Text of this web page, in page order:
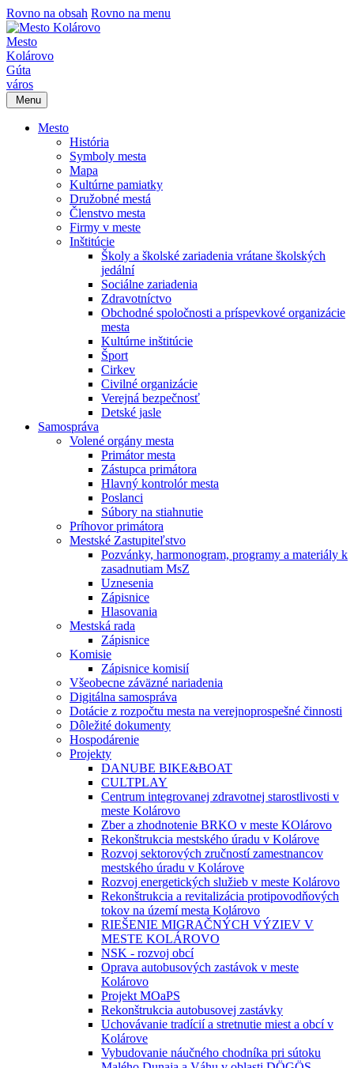
Rovno na obsah Rovno na menu
Mesto
Kolárovo
Gúta
város
Menu
Mesto
História
Symboly mesta
Mapa
Kultúrne pamiatky
Družobné mestá
Členstvo mesta
Firmy v meste
Inštitúcie
Školy a školské zariadenia vrátane školských
jedální
Sociálne zariadenia
Zdravotníctvo
Obchodné spoločnosti a príspevkové organizácie
mesta
Kultúrne inštitúcie
Šport
Cirkev
Civilné organizácie
Verejná bezpečnosť
Detské jasle
Samospráva
Volené orgány mesta
Primátor mesta
Zástupca primátora
Hlavný kontrolór mesta
Poslanci
Súbory na stiahnutie
Príhovor primátora
Mestské Zastupiteľstvo
Pozvánky, harmonogram, programy a materiály k
zasadnutiam MsZ
Uznesenia
Zápisnice
Hlasovania
Mestská rada
Zápisnice
Komisie
Zápisnice komisií
Všeobecne záväzné nariadenia
Digitálna samospráva
Dotácie z rozpočtu mesta na verejnoprospešné činnosti
Dôležité dokumenty
Hospodárenie
Projekty
DANUBE BIKE&BOAT
CULTPLAY
Centrum integrovanej zdravotnej starostlivosti v
meste Kolárovo
Zber a zhodnotenie BRKO v meste KOlárovo
Rekonštrukcia mestského úradu v Kolárove
Rozvoj sektorových zručností zamestnancov
mestského úradu v Kolárove
Rozvoj energetických služieb v meste Kolárovo
Rekonštrukcia a revitalizácia protipovodňových
tokov na území mesta Kolárovo
RIEŠENIE MIGRAČNÝCH VÝZIEV V
MESTE KOLÁROVO
NSK - rozvoj obcí
Oprava autobusových zastávok v meste
Kolárovo
Projekt MOaPS
Rekonštrukcia autobusovej zastávky
Uchovávanie tradícií a stretnutie miest a obcí v
Kolárove
Vybudovanie náučného chodníka pri sútoku